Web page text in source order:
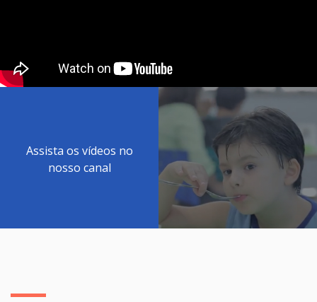
Assista os vídeos no
nosso canal